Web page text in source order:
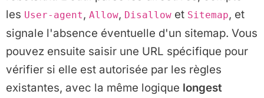
les User-agent, Allow, Disallow et Sitemap, et
signale l'absence éventuelle d'un sitemap. Vous
pouvez ensuite saisir une URL spécifique pour
vérifier si elle est autorisée par les règles
existantes, avec la même logique longest